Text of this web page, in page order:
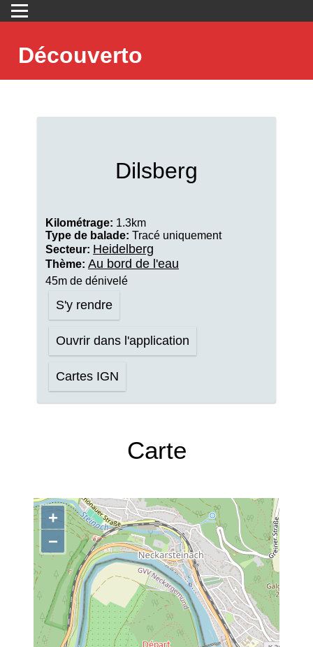
Découverto
Dilsberg
Kilométrage: 1.3km
Type de balade: Tracé uniquement
Secteur: Heidelberg
Thème: Au bord de l'eau
45m de dénivelé
S'y rendre
Ouvrir dans l'application
Cartes IGN
Carte
+
−